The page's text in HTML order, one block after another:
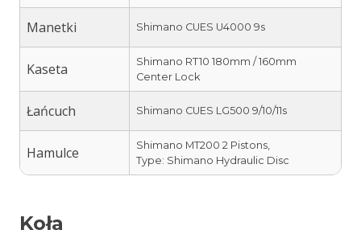
Manetki Shimano CUES U4000 9s
Kaseta
Shimano RT10 180mm / 160mm
Center Lock
Łańcuch Shimano CUES LG500 9/10/11s
Hamulce
Shimano MT200 2 Pistons,
Type: Shimano Hydraulic Disc
Koła